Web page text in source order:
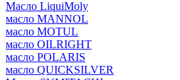
Масло LiquiMoly
масло MANNOL
масло MOTUL
масло OILRIGHT
масло POLARIS
масло QUICKSILVER